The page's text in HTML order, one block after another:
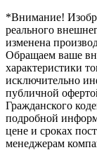
*Внимание!
реального
изменена
Обращаем ваше
характеристики
исключительно
публичной
Гражданского
подробной
цене и сроках
менеджерам